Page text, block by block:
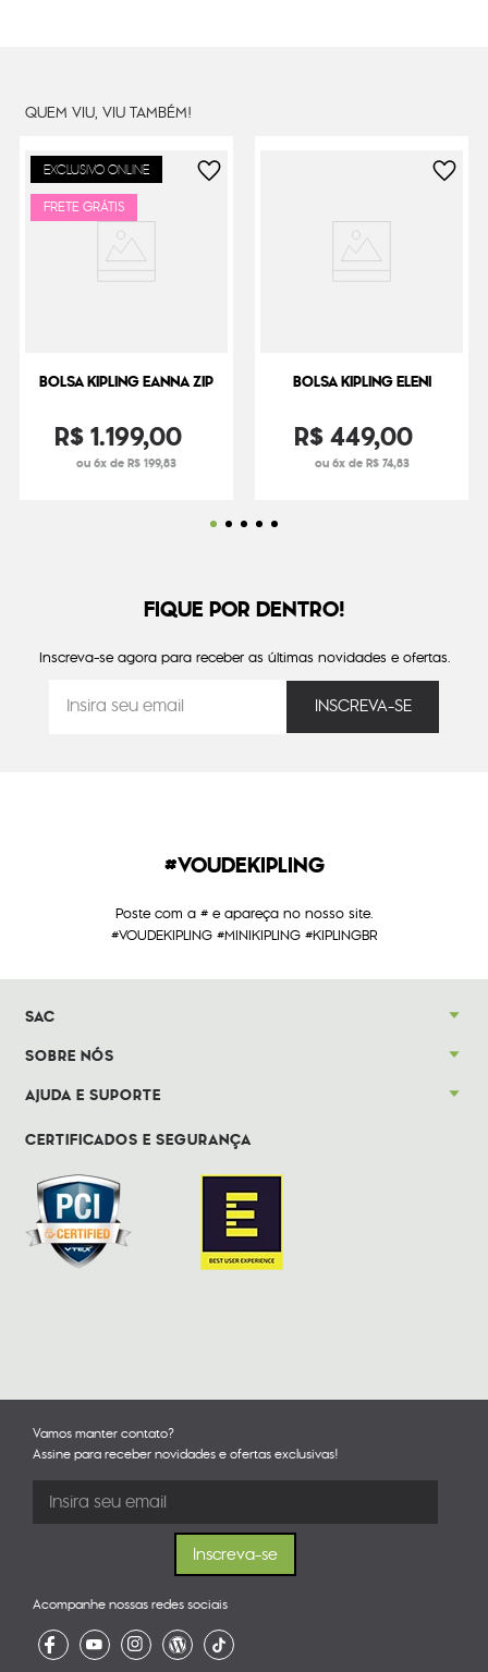
QUEM VIU, VIU TAMBÉM!
EXCLUSIVO ONLINE
FRETE GRÁTIS
BOLSA KIPLING EANNA ZIP
R$1.199,00
ou 6x de R$ 199,83
BOLSA KIPLING ELENI
R$449,00
ou 6x de R$ 74,83
FIQUE POR DENTRO!
Inscreva-se agora para receber as últimas novidades e ofertas.
#VOUDEKIPLING
Poste com a # e apareça no nosso site.
#VOUDEKIPLING #MINIKIPLING #KIPLINGBR
SAC
SOBRE NÓS
AJUDA E SUPORTE
CERTIFICADOS E SEGURANÇA
Vamos manter contato?
Assine para receber novidades e ofertas exclusivas!
Acompanhe nossas redes sociais